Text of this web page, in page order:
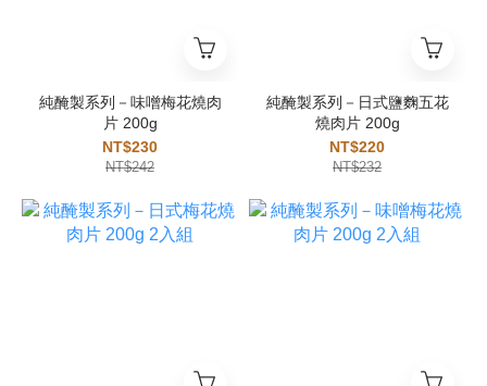
純醃製系列－味噌梅花燒肉
片 200g
NT$230
NT$242
純醃製系列－日式鹽麴五花
燒肉片 200g
NT$220
NT$232